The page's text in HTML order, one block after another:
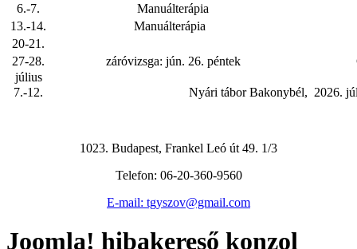
6.-7.
Manuálterápia
13.-14.
Manuálterápia
20-21.
27-28.
záróvizsga: jún. 26. péntek
július
7.-12.
Nyári tábor Bakonybél, 2026.
1023. Budapest, Frankel Leó út 49. 1/3
Telefon: 06-20-360-9560
E-mail: tgyszov@gmail.com
Joomla! hibakereső konzol